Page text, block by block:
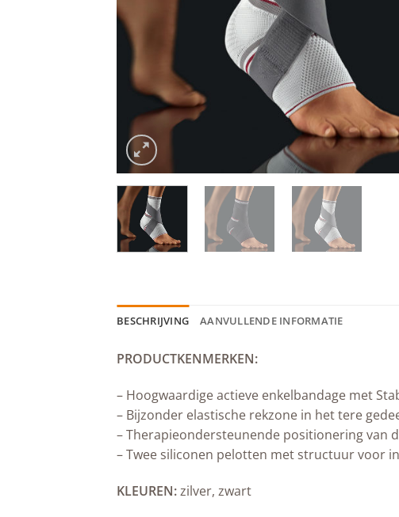
BESCHRIJVING AANVULLENDE INFORMATIE
PRODUCTKENMERKEN:
– Hoogwaardige actieve enkelbandage met
– Bijzonder elastische rekzone in het tere
– Therapieondersteunende positionering van
– Twee siliconen pelotten met structuur voor
KLEUREN:zilver, zwart